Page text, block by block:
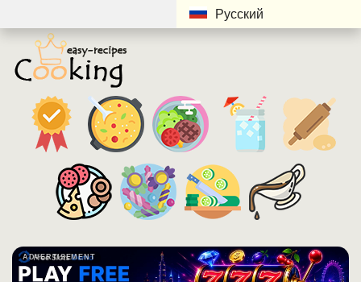
Русский
ADVERTISEMENT